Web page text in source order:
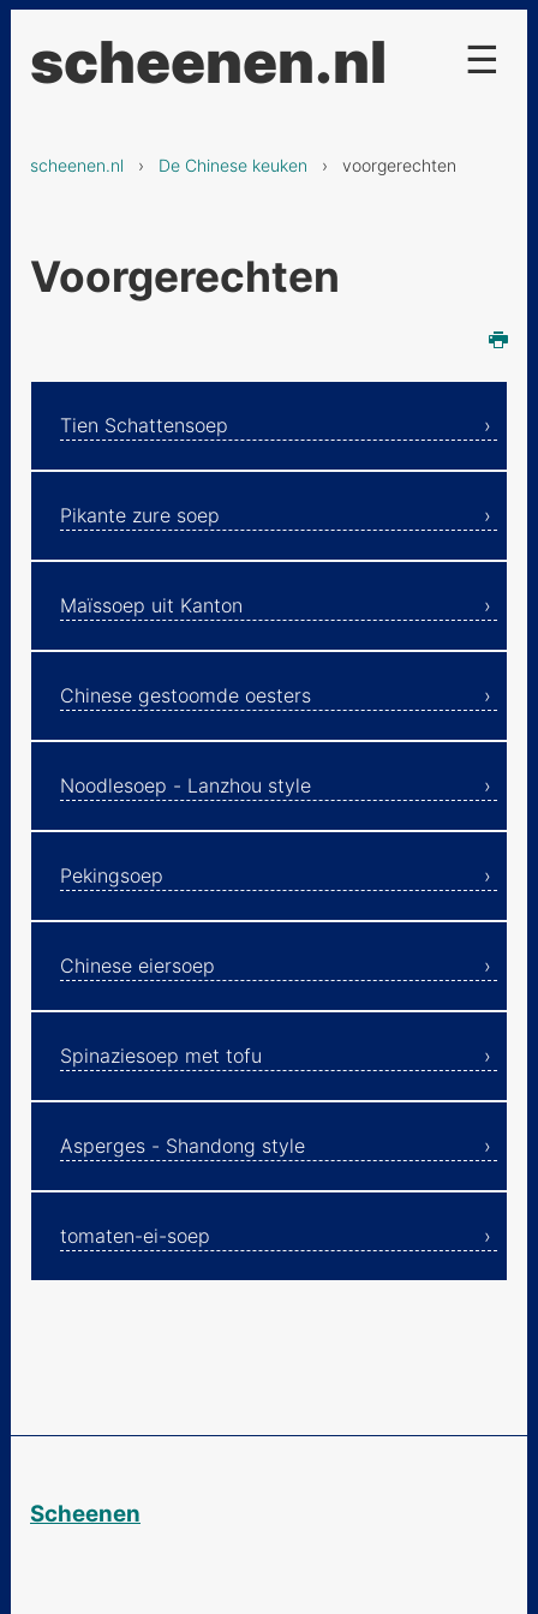
scheenen.nl
scheenen.nl › De Chinese keuken › voorgerechten
Voorgerechten
Tien Schattensoep
Pikante zure soep
Maïssoep uit Kanton
Chinese gestoomde oesters
Noodlesoep - Lanzhou style
Pekingsoep
Chinese eiersoep
Spinaziesoep met tofu
Asperges - Shandong style
tomaten-ei-soep
☰
Tien Schattensoep
Maïssoep uit Kanton
Chinese gestoomde
style
Chinese eiersoep
Asperges - Shandong
style
tomaten-ei-soep
hoofdgerechten
bijgerechten
Ebooks
Scheenen